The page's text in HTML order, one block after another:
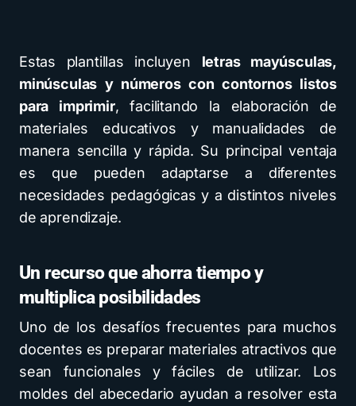
Estas plantillas incluyen letras mayúsculas,
minúsculas y números con contornos listos
para imprimir, facilitando la elaboración de
materiales educativos y manualidades de
manera sencilla y rápida. Su principal ventaja
es que pueden adaptarse a diferentes
necesidades pedagógicas y a distintos niveles
de aprendizaje.
Un recurso que ahorra tiempo y
multiplica posibilidades
Uno de los desafíos frecuentes para muchos
docentes es preparar materiales atractivos que
sean funcionales y fáciles de utilizar. Los
moldes del abecedario ayudan a resolver esta